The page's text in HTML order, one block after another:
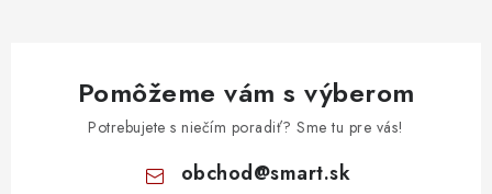
Pomôžeme vám s výberom
Potrebujete s niečím poradiť? Sme tu pre vás!
obchod@smart.sk